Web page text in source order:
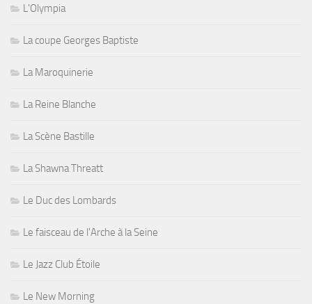
L'Olympia
La coupe Georges Baptiste
La Maroquinerie
La Reine Blanche
La Scène Bastille
La Shawna Threatt
Le Duc des Lombards
Le faisceau de l'Arche à la Seine
Le Jazz Club Étoile
Le New Morning